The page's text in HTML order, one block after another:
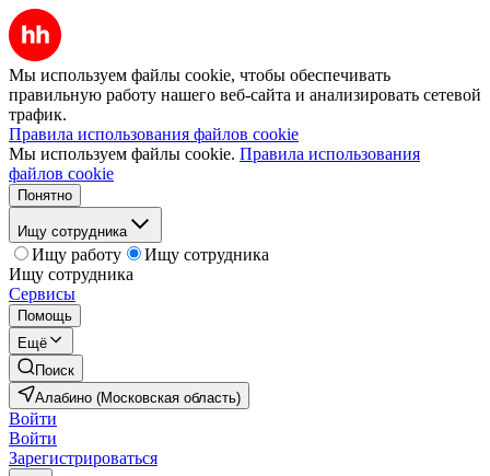
Мы используем файлы cookie, чтобы обеспечивать
правильную работу нашего веб-сайта и анализировать сетевой
трафик.
Правила использования файлов cookie
Мы используем файлы cookie. Правила использования
файлов cookie
Понятно
Ищу сотрудника
Ищу работу
Ищу сотрудника
Ищу сотрудника
Сервисы
Помощь
Ещё
Поиск
Алабино (Московская область)
Войти
Войти
Зарегистрироваться